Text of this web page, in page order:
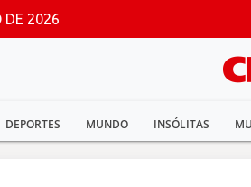
DE 2026
DEPORTES MUNDO INSÓLITAS